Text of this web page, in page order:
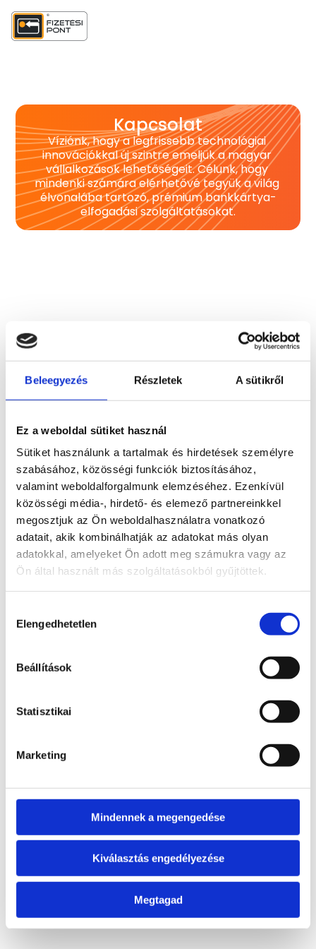
Beleegyezés Részletek A sütikről
Ez a weboldal sütiket használ
Sütiket használunk a tartalmak és hirdetések személyre
szabásához, közösségi funkciók biztosításához,
valamint weboldalforgalmunk elemzéséhez. Ezenkívül
közösségi média-, hirdető- és elemező partnereinkkel
megosztjuk az Ön weboldalhasználatra vonatkozó
adatait, akik kombinálhatják az adatokat más olyan
adatokkal, amelyeket Ön adott meg számukra vagy az
Ön által használt más szolgáltatásokból gyűjtöttek.
kiválasztása
Elengedhetetlen
Beállítások
Statisztikai
Marketing
Mindennek a megengedése
Kiválasztás engedélyezése
Megtagad
Kapcsolat
Víziónk, hogy a legfrissebb technológiai
innovációkkal új szintre emeljük a magyar
vállalkozások lehetőségeit. Célunk, hogy
mindenki számára elérhetővé tegyük a világ
élvonalába tartozó, prémium bankkártya-
elfogadási szolgáltatásokat.
2026. július 1.
Ezen a napon nincs elérhető időpont.
Kérdés esetén telefonos értékesítőink reggel 8-tól 18
Ügyfélszolgálat +36 1 577 4664
Cím 1026 Budapest, Pasaréti út 83.
Email info@fizetesipont.hu
Ügyfélfogadás K-SZ, 9-15 óra